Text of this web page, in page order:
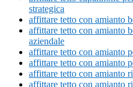
strategica
affittare tetto con amianto
affittare tetto con amianto
aziendale
affittare tetto con amianto
affittare tetto con amianto
affittare tetto con amianto
affittare tetto con amianto